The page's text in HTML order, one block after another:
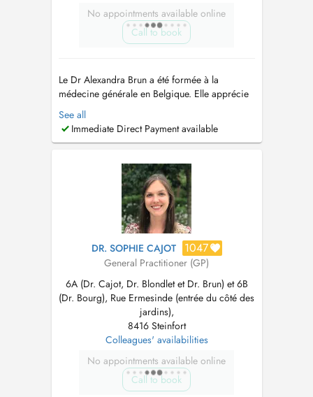
No appointments available online
Call to book
Le Dr Alexandra Brun a été formée à la
médecine générale en Belgique. Elle apprécie
la richesse et la diversité de la médecine de
premier recours. Elle accorde une attention
particulière au suivi personnalisé de chacun,
domaines dintérêt incluent notamment la pé...
See all
Immediate Direct Payment available
DR. SOPHIE CAJOT 1047
General Practitioner (GP)
6A (Dr. Cajot, Dr. Blondlet et Dr. Brun) et 6B
(Dr. Bourg), Rue Ermesinde (entrée du côté des
jardins),
8416 Steinfort
Colleagues' availabilities
No appointments available online
Call to book